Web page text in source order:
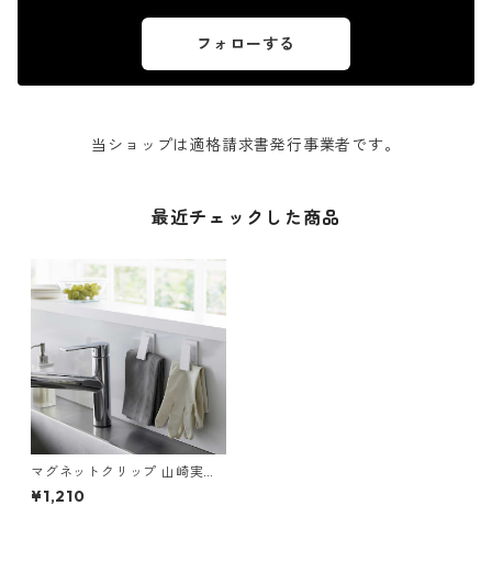
フォローする
当ショップは適格請求書発行事業者です。
最近チェックした商品
マグネットクリップ 山崎実業
tower タワー マグネットクリ
ップ 2個組 ホワイト
¥1,210